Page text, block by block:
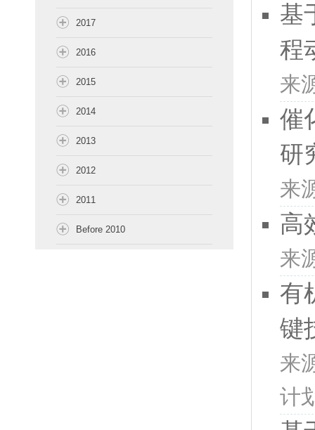
2017
2016
2015
2014
2013
2012
2011
Before 2010
基
程
来
催
研
来
高
来
有
键
来
计